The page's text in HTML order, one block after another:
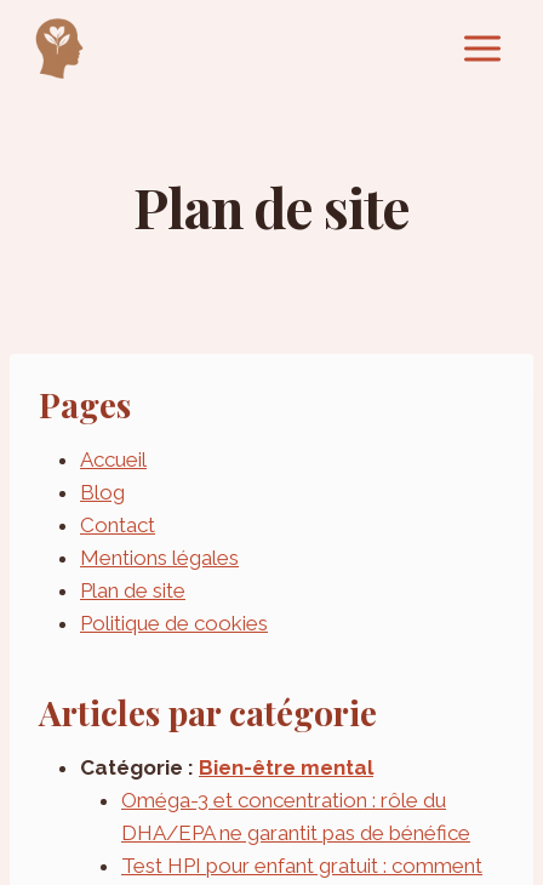
contenu
Plan de site
Pages
Accueil
Blog
Contact
Mentions légales
Plan de site
Politique de cookies
Articles par catégorie
Catégorie : Bien-être mental
Oméga-3 et concentration : rôle du
DHA/EPA ne garantit pas de bénéfice
Test HPI pour enfant gratuit : comment